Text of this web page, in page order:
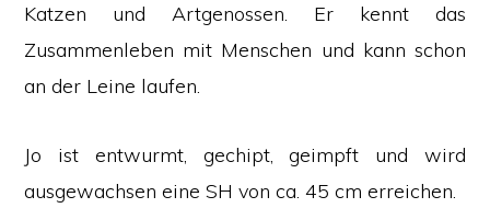
Katzen und Artgenossen. Er kennt das
Zusammenleben mit Menschen und kann schon
an der Leine laufen.
Jo ist entwurmt, gechipt, geimpft und wird
ausgewachsen eine SH von ca. 45 cm erreichen.